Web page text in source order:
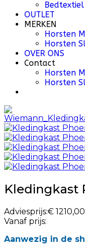
Bedtextiel
OUTLET
MERKEN
Horsten
Horsten
OVER ONS
Contact
Horsten
Horsten
Kledingkast
Adviesprijs:€ 1210,00
Vanaf prijs:
Aanwezig in de